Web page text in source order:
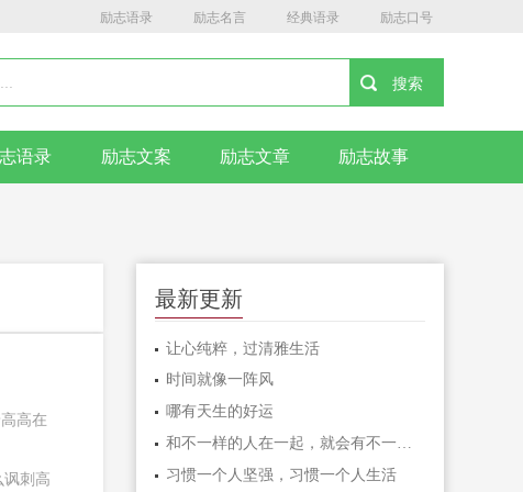
励志语录 励志名言 经典语录 励志口号
语录 励志文案 励志文章 励志故事
高在
讽刺高
最新更新
让心纯粹，过清雅生活
时间就像一阵风
哪有天生的好运
和不一样的人在一起，就会有不一样的人生
习惯一个人坚强，习惯一个人生活